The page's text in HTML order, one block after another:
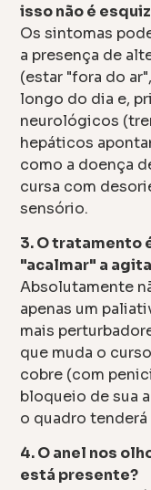
isso não é
Os sintomas
a presença de
(estar "fora do
longo do dia e,
neurológicos
hepáticos
como a doença
cursa com
sensório.
3. O tratamento
"acalmar" a
Absolutamente
apenas um
mais
que muda o
cobre (com
bloqueio de sua
o quadro tenderá
4. O anel nos
está presente?